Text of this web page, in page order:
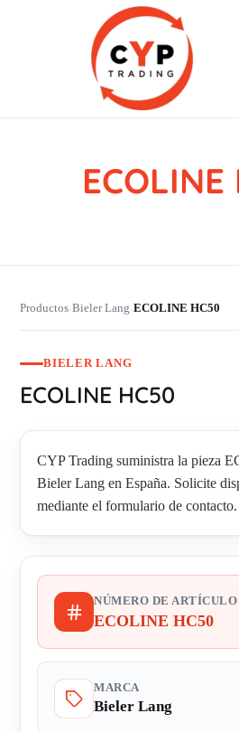
CYP Trading
Professionelle Ersatzteilbeschaffung
ECOLINE
Productos›Bieler Lang›ECOLINE HC50
BIELER LANG
ECOLINE HC50
CYP Trading suministra la pieza
Bieler Lang en España. Solicite
mediante el formulario de contacto.
NÚMERO DE ARTÍCULO
ECOLINE HC50
MARCA
Bieler Lang